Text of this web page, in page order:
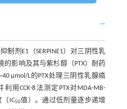
制剂E1（SERPINE1）对三阴性乳
的影响及其与紫杉醇（PTX）耐药
µmol/L的PTX处理三阴性乳腺癌
用CCK-8法测定PTX对MDA-MB-
IC50值）。通过低剂量逐步递增